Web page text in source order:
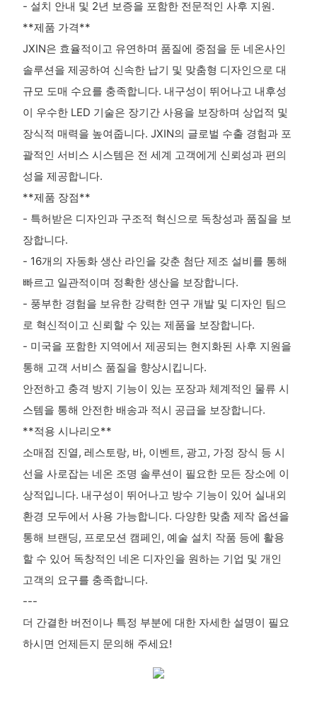
- 설치 안내 및 2년 보증을 포함한 전문적인 사후 지원.
**제품 가격**
JXIN은 효율적이고 유연하며 품질에 중점을 둔 네온사인
솔루션을 제공하여 신속한 납기 및 맞춤형 디자인으로 대
규모 도매 수요를 충족합니다. 내구성이 뛰어나고 내후성
이 우수한 LED 기술은 장기간 사용을 보장하며 상업적 및
장식적 매력을 높여줍니다. JXIN의 글로벌 수출 경험과 포
괄적인 서비스 시스템은 전 세계 고객에게 신뢰성과 편의
성을 제공합니다.
**제품 장점**
- 특허받은 디자인과 구조적 혁신으로 독창성과 품질을 보
장합니다.
- 16개의 자동화 생산 라인을 갖춘 첨단 제조 설비를 통해
빠르고 일관적이며 정확한 생산을 보장합니다.
- 풍부한 경험을 보유한 강력한 연구 개발 및 디자인 팀으
로 혁신적이고 신뢰할 수 있는 제품을 보장합니다.
- 미국을 포함한 지역에서 제공되는 현지화된 사후 지원을
통해 고객 서비스 품질을 향상시킵니다.
안전하고 충격 방지 기능이 있는 포장과 체계적인 물류 시
스템을 통해 안전한 배송과 적시 공급을 보장합니다.
**적용 시나리오**
소매점 진열, 레스토랑, 바, 이벤트, 광고, 가정 장식 등 시
선을 사로잡는 네온 조명 솔루션이 필요한 모든 장소에 이
상적입니다. 내구성이 뛰어나고 방수 기능이 있어 실내외
환경 모두에서 사용 가능합니다. 다양한 맞춤 제작 옵션을
통해 브랜딩, 프로모션 캠페인, 예술 설치 작품 등에 활용
할 수 있어 독창적인 네온 디자인을 원하는 기업 및 개인
고객의 요구를 충족합니다.
---
더 간결한 버전이나 특정 부분에 대한 자세한 설명이 필요
하시면 언제든지 문의해 주세요!